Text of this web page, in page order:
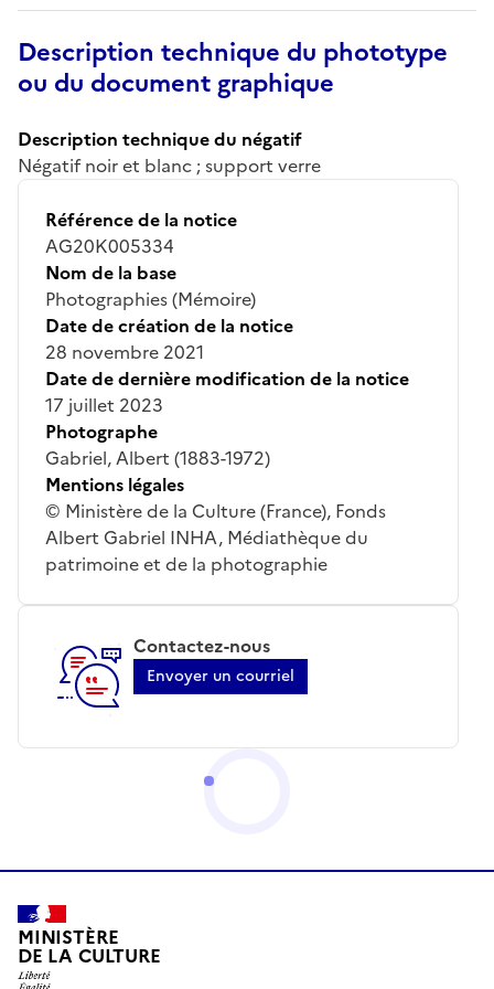
Description technique du phototype
ou du document graphique
Description technique du négatif
Négatif noir et blanc ; support verre
Référence de la notice
AG20K005334
Nom de la base
Photographies (Mémoire)
Date de création de la notice
28 novembre 2021
Date de dernière modification de la notice
17 juillet 2023
Photographe
Gabriel, Albert (1883-1972)
Mentions légales
© Ministère de la Culture (France), Fonds
Albert Gabriel INHA, Médiathèque du
patrimoine et de la photographie
Contactez-nous
Envoyer un courriel
MINISTÈRE
DE LA CULTURE